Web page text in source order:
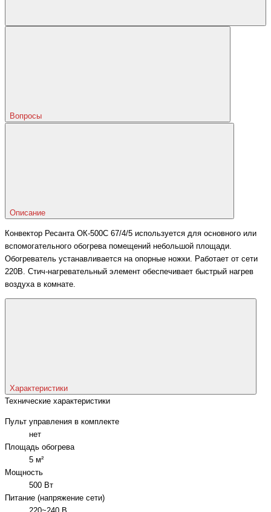
Вопросы
Описание
Конвектор Ресанта ОК-500С 67/4/5 используется для основного или
вспомогательного обогрева помещений небольшой площади.
Обогреватель устанавливается на опорные ножки. Работает от сети
220В. Стич-нагревательный элемент обеспечивает быстрый нагрев
воздуха в комнате.
Характеристики
Технические характеристики
Пульт управления в комплекте
нет
Площадь обогрева
5 м²
Мощность
500 Вт
Питание (напряжение сети)